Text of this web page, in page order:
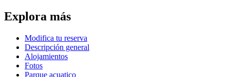
Explora más
Modifica tu reserva
Descripción general
Alojamientos
Fotos
Parque acuatico